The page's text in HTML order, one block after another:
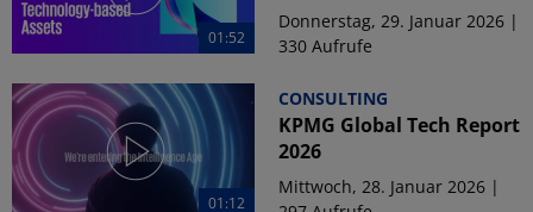
01:52
Donnerstag, 29. Januar 2026 |
330 Aufrufe
01:12
CONSULTING
KPMG Global Tech Report
2026
Mittwoch, 28. Januar 2026 |